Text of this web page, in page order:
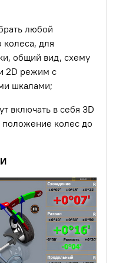
любой
для
общий вид, схему
2D режим с
шкалами;
включать в себя 3D
колес до